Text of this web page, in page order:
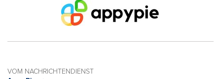
VOM NACHRICHTENDIENST